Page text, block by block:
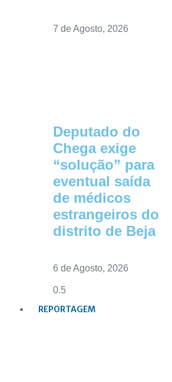
7 de Agosto, 2026
Deputado do
Chega exige
“solução” para
eventual saída
de médicos
estrangeiros do
distrito de Beja
6 de Agosto, 2026
REPORTAGEM